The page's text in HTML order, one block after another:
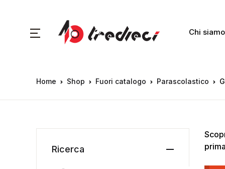
Chi siamo
Home Shop Fuori catalogo Parascolastico
Ricerca